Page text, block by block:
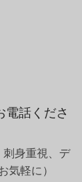
電話くださ
刺身重視、デ
気軽に）